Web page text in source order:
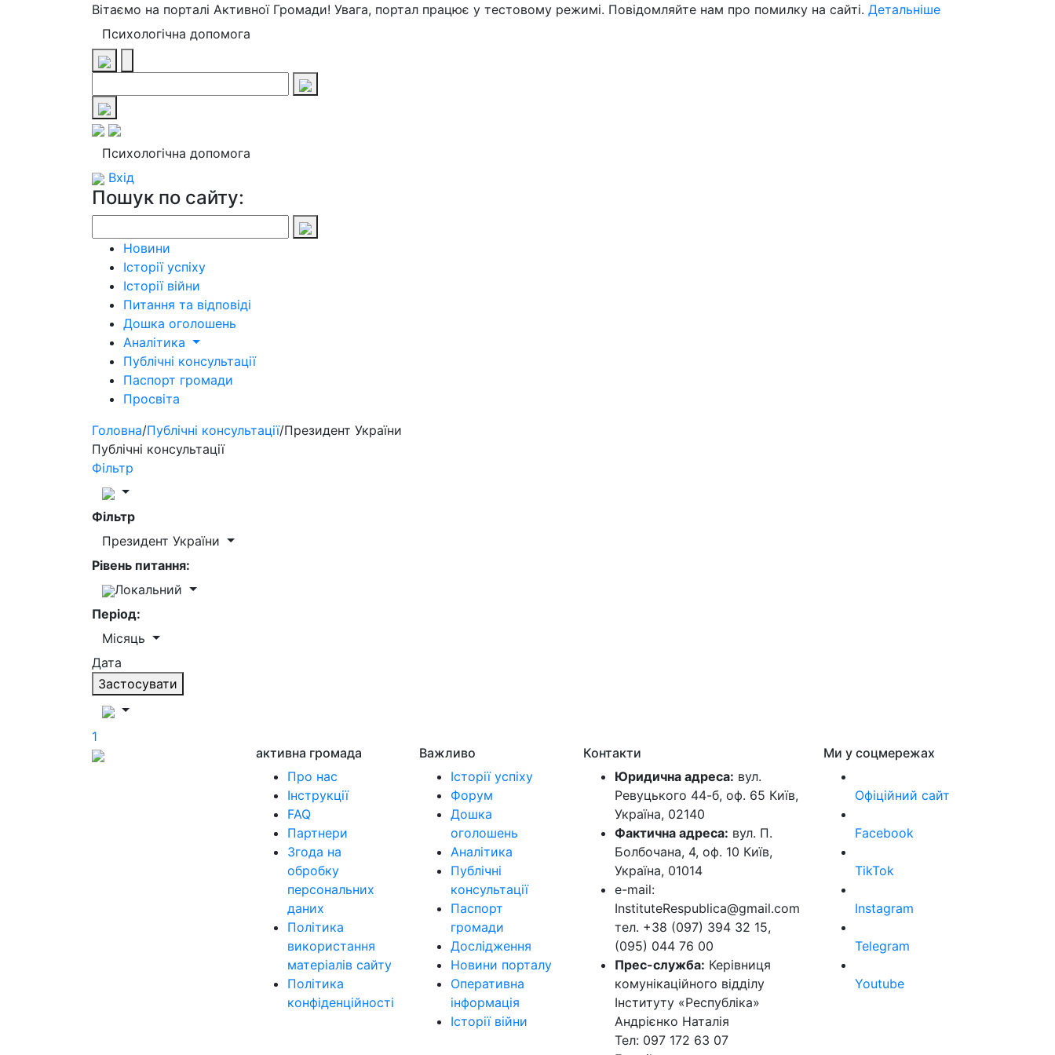
Вітаємо на порталі Активної Громади! Увага, портал працює у тестовому режимі. Повідомляйте нам про помилку на сайті. Детальніше
Психологічна допомога
Психологічна допомога
Вхід
Пошук по сайту:
Новини
Історії успіху
Історії війни
Питання та відповіді
Дошка оголошень
Аналітика
Публічні консультації
Паспорт громади
Просвіта
Головна/Публічні консультації/Президент України
Публічні консультації
Фільтр
Фільтр
Президент України
Рівень питання:
Локальний
Період:
Місяць
Дата
Застосувати
1
активна громада
Про нас
Інструкції
FAQ
Партнери
Згода на
обробку
персональних
даних
Політика
використання
матеріалів сайту
Політика
конфіденційності
Важливо
Історії успіху
Форум
Дошка
оголошень
Аналітика
Публічні
консультації
Паспорт
громади
Дослідження
Новини порталу
Оперативна
інформація
Історії війни
Контакти
Юридична адреса: вул.
Ревуцького 44-б, оф. 65 Київ,
Україна, 02140
Фактична адреса: вул. П.
Болбочана, 4, оф. 10 Київ,
Україна, 01014
e-mail:
InstituteRespublica@gmail.com
тел. +38 (097) 394 32 15,
(095) 044 76 00
Прес-служба: Керівниця
комунікаційного відділу
Інституту «Республіка»
Андрієнко Наталія
Тел: 097 172 63 07
Ми у соцмережах
Офіційний сайт
Facebook
TikTok
Instagram
Telegram
Youtube